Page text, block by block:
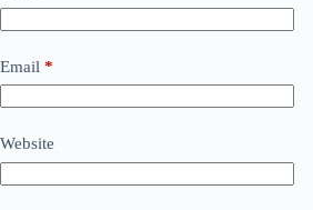
Email *
Website